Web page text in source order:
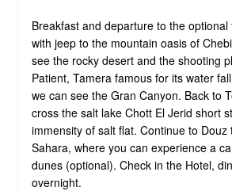
Breakfast and departure to the optional
with jeep to the mountain oasis of
see the rocky desert and the shooting
Patient, Tamera famous for its water
we can see the Gran Canyon. Back to
cross the salt lake Chott El Jerid short
immensity of salt flat. Continue to Douz
Sahara, where you can experience a
dunes (optional). Check in the Hotel,
overnight.